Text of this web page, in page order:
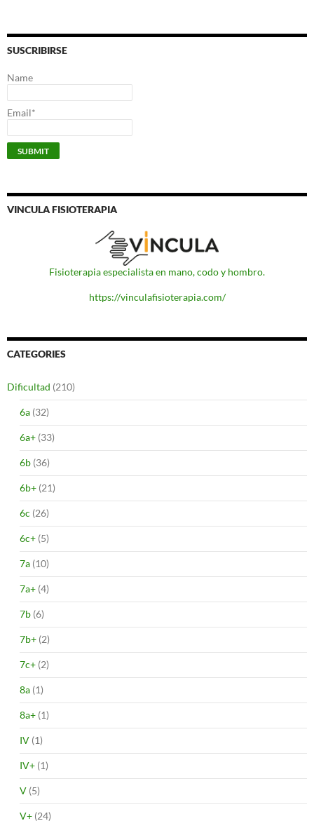
SUSCRIBIRSE
Name
Email*
VINCULA FISIOTERAPIA
Fisioterapia especialista en mano, codo y hombro.
https://vinculafisioterapia.com/
CATEGORIES
Dificultad (210)
6a (32)
6a+ (33)
6b (36)
6b+ (21)
6c (26)
6c+ (5)
7a (10)
7a+ (4)
7b (6)
7b+ (2)
7c+ (2)
8a (1)
8a+ (1)
IV (1)
IV+ (1)
V (5)
V+ (24)